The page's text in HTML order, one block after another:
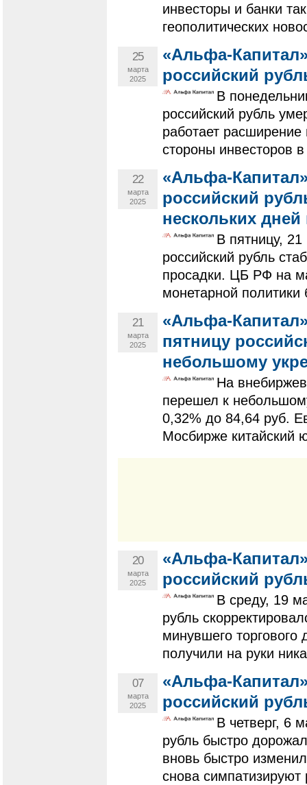
инвесторы и банки
геополитических
25
марта
2025
«Альфа-
российский
В
российский рубль
работает
стороны инвесторов
22
марта
2025
«Альфа-
российский
нескольких дней
В пятницу,
российский рубль
просадки. ЦБ РФ на
монетарной
21
марта
2025
«Альфа-
пятницу
небольшому
На
перешел к
0,32% до 84,64 руб.
Мосбирже китайский
20
марта
2025
«Альфа-
российский
В среду, 19
рубль
минувшего
получили на руки
07
марта
2025
«Альфа-
российский
В четверг, 6
рубль быстро
вновь быстро
снова